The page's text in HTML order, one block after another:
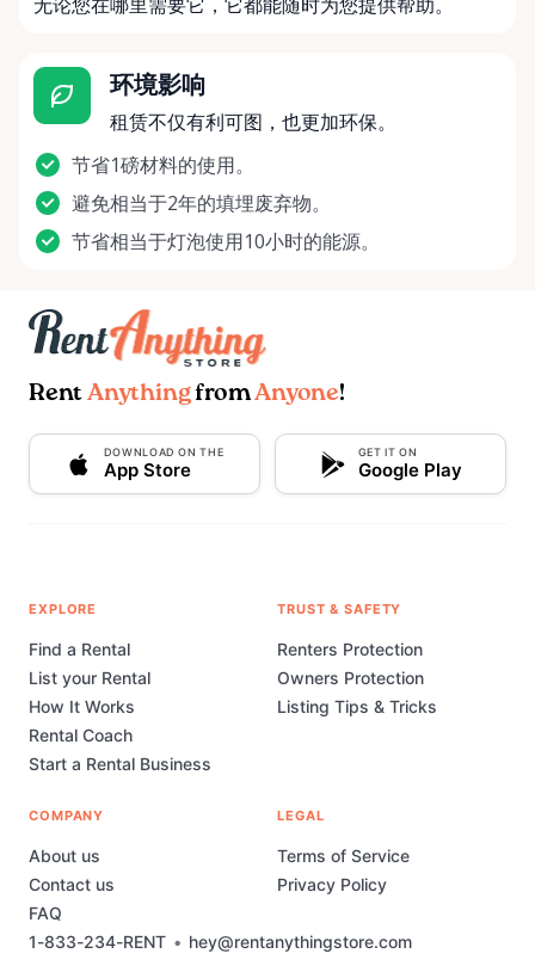
无论您在哪里需要它，它都能随时为您提供帮助。
环境影响
租赁不仅有利可图，也更加环保。
节省1磅材料的使用。
避免相当于2年的填埋废弃物。
节省相当于灯泡使用10小时的能源。
Rent AnythingfromAnyone!
DOWNLOAD ON THE
App Store
GET IT ON
Google Play
1-833-234-RENT • hey@rentanythingstore.com
EXPLORE
Find a Rental
List your Rental
How It Works
Rental Coach
Start a Rental Business
TRUST & SAFETY
Renters Protection
Owners Protection
Listing Tips & Tricks
COMPANY
About us
Contact us
FAQ
LEGAL
Terms of Service
Privacy Policy